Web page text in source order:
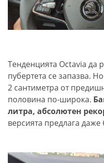
Тенденцията Octavia да
пубертета се запазва.
2 сантиметра от
половина по-широка.
литра, абсолютен
версията предлага даже